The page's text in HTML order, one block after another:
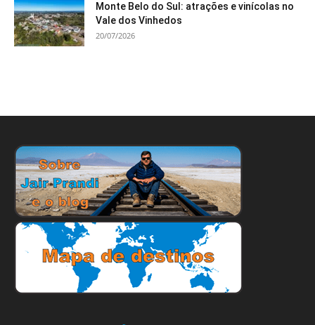
Monte Belo do Sul: atrações e vinícolas no
Vale dos Vinhedos
20/07/2026